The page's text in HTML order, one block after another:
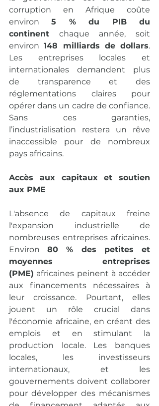
corruption en Afrique coûte
environ 5 % du PIB du
continent chaque année, soit
environ 148 milliards de dollars.
Les entreprises locales et
internationales demandent plus
de transparence et des
réglementations claires pour
opérer dans un cadre de confiance.
Sans ces garanties,
l’industrialisation restera un rêve
inaccessible pour de nombreux
pays africains.
Accès aux capitaux et soutien
aux PME
L'absence de capitaux freine
l'expansion industrielle de
nombreuses entreprises africaines.
Environ 80 % des petites et
moyennes entreprises
(PME) africaines peinent à accéder
aux financements nécessaires à
leur croissance. Pourtant, elles
jouent un rôle crucial dans
l'économie africaine, en créant des
emplois et en stimulant la
production locale. Les banques
locales, les investisseurs
internationaux, et les
gouvernements doivent collaborer
pour développer des mécanismes